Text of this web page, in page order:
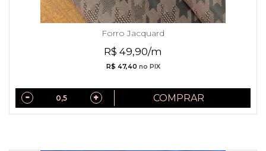
Forro Jacquard
R$ 49,90/m
R$ 47,40 no PIX
COMPRAR